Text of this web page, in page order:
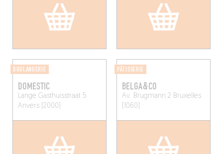
BOULANGERIE
DOMESTIC
Lange Gasthuisstraat 5
Anvers (2000)
PÂTISSERIE
BELGA&CO
Av. Brugmann 2 Bruxelles
(1060)